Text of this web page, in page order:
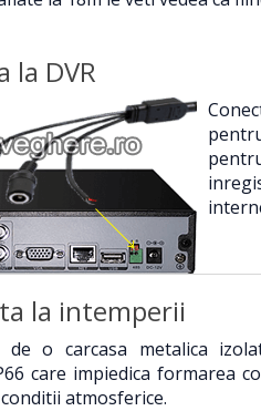
la DVR
la intemperii
de o carcasa metalica
care impiedica formarea
atmosferice.